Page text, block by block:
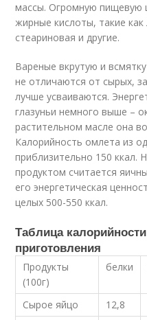
массы. Огромную пищевую
жирные кислоты, такие
стеариновая и другие.
Вареные вкрутую и
не отличаются от сырых,
лучше усваиваются.
глазуньи немного выше –
растительном масле она
Калорийность омлета из
приблизительно 150
продуктом считается
его энергетическая
целых 500-550 ккал.
Таблица
приготовления
Продукты
(100г)
белки
Сырое яйцо 12,8